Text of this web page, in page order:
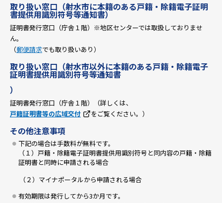
取り扱い窓口（射水市に本籍のある戸籍・除籍電子証明
書提供用識別符号等通知書）
証明書発行窓口（庁舎１階）※地区センターでは取扱しておりませ
ん。
（郵便請求でも取り扱いあり）
取り扱い窓口（射水市以外に本籍のある戸籍・除籍電子
証明書提供用識別符号等通知書
）
証明書発行窓口（庁舎１階）（詳しくは、
戸籍証明書等の広域交付
をご覧ください。）
その他注意事項
下記の場合は手数料が無料です。
（１）戸籍・除籍電子証明書提供用識別符号と同内容の戸籍・除籍
証明書と同時に申請される場合
（２）マイナポータルから申請される場合
有効期限は発行してから3か月です。